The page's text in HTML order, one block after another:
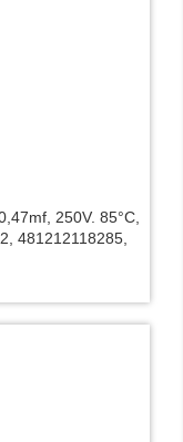
250V. 85°C,
481212118285,